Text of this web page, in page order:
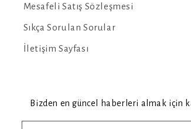
Mesafeli Satış Sözleşmesi
Sıkça Sorulan Sorular
İletişim Sayfası
Bizden en güncel haberleri almak için